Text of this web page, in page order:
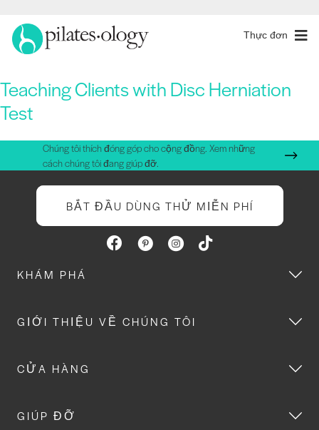
Thực đơn
Teaching Clients with Disc Herniation
Test
Chúng tôi thích đóng góp cho cộng đồng. Xem những
cách chúng tôi đang giúp đỡ.
BẮT ĐẦU DÙNG THỬ MIỄN PHÍ
KHÁM PHÁ
GIỚI THIỆU VỀ CHÚNG TÔI
CỬA HÀNG
GIÚP ĐỠ